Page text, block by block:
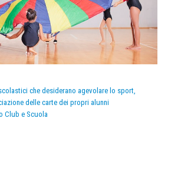
che desiderano agevolare lo sport,
delle carte dei propri alunni
Club e Scuola